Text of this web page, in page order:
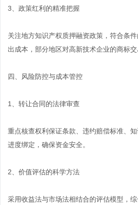
3、政策红利的精准把握
关注地方知识产权质押融资政策，符合条
出成本，部分地区对高新技术企业的商标交
四、风险防控与成本管控
1、转让合同的法律审查
重点核查权利保证条款、违约赔偿标准、
进度绑定，确保资金安全。
2、价值评估的科学方法
采用收益法与市场法相结合的评估模型，